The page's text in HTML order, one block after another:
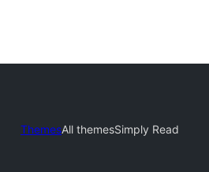
ThemesAll themesSimply Read